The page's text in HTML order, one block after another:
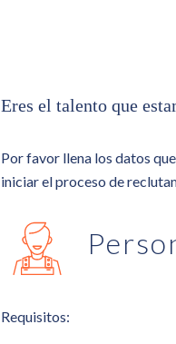
Eres el talento que
Por favor llena los datos
iniciar el proceso de
Requisitos: